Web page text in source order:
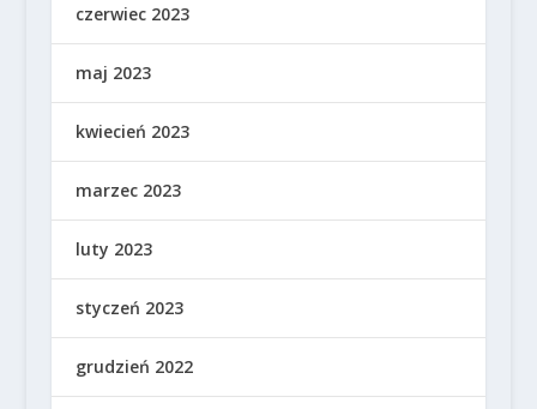
czerwiec 2023
maj 2023
kwiecień 2023
marzec 2023
luty 2023
styczeń 2023
grudzień 2022